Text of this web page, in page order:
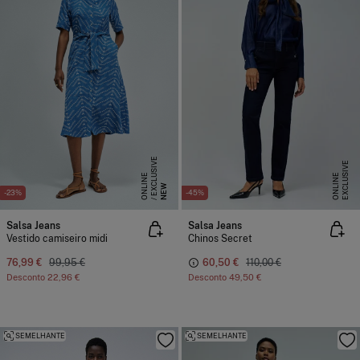
-23% NEW
E
X
C
L
US
I
V
E
O
N
L
I
N
E
Salsa Jeans
Vestido camiseiro midi
76,99 € 99,95 €
Desconto 22,96 €
-45% E
X
C
L
U
SI
V
E
O
N
L
I
N
E
Salsa Jeans
Chinos Secret
60,50 € 110,00 €
Desconto 49,50 €
SEMELHANTE SEMELHANTE